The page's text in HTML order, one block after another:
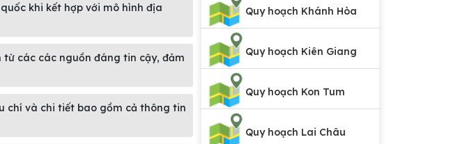
khi kết hợp với mô hình địa
các các nguồn đáng tin cậy, đảm
chí và chi tiết bao gồm cả thông tin
Quy hoạch Khánh Hòa
Quy hoạch Kiên Giang
Quy hoạch Kon Tum
Quy hoạch Lai Châu